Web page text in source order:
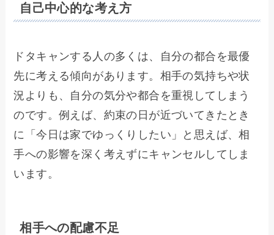
自己中心的な考え方
ドタキャンする人の多くは、自分の都合を最優
先に考える傾向があります。相手の気持ちや状
況よりも、自分の気分や都合を重視してしまう
のです。例えば、約束の日が近づいてきたとき
に「今日は家でゆっくりしたい」と思えば、相
手への影響を深く考えずにキャンセルしてしま
います。
相手への配慮不足